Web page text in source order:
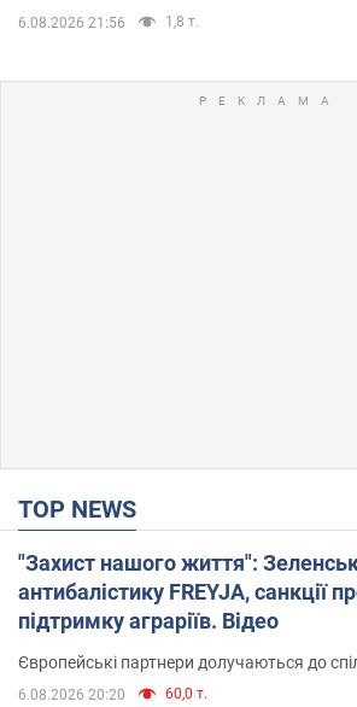
6.08.2026 21:56 1,8 т.
TOP NEWS
"Захист нашого життя":
антибалістику FREYJA, санкції
підтримку аграріїв. Відео
Європейські партнери долучаються до
6.08.2026 20:20 60,0 т.